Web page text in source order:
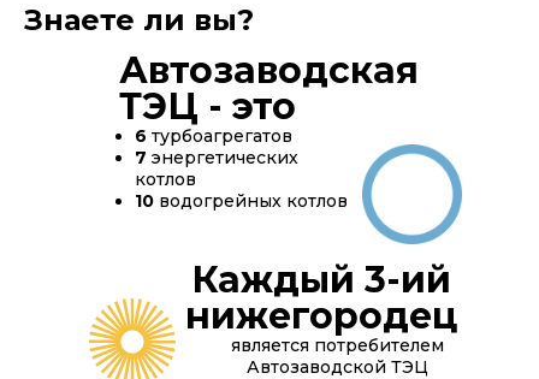
Знаете ли вы?
Автозаводская
ТЭЦ - это
Каждый 3-ий
нижегородец
6 турбоагрегатов
7 энергетических
котлов
10 водогрейных котлов
является потребителем
Автозаводской ТЭЦ